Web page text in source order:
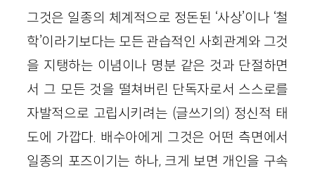
그것은 일종의 체계적으로 정돈된 ‘사상’이나 ‘철
학’이라기보다는 모든 관습적인 사회관계와 그것
을 지탱하는 이념이나 명분 같은 것과 단절하면
서 그 모든 것을 떨쳐버린 단독자로서 스스로를
자발적으로 고립시키려는 (글쓰기의) 정신적 태
도에 가깝다. 배수아에게 그것은 어떤 측면에서
일종의 포즈이기는 하나, 크게 보면 개인을 구속